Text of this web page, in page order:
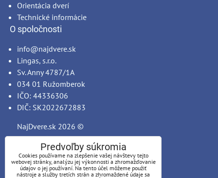
Orientácia dverí
Technické informácie
O spoločnosti
info@najdvere.sk
Lingas, s.r.o.
Sv. Anny 4787/1A
034 01 Ružomberok
IČO: 44336306
DIČ: SK2022672883
NajDvere.sk 2026 ©
Predvoľby súkromia
Cookies používame na zlepšenie vašej návštevy tejto
webovej stránky, analýzu jej výkonnosti a zhromažďovanie
údajov o jej používaní. Na tento účel môžeme použiť
nástroje a služby tretích strán a zhromaždené údaje sa